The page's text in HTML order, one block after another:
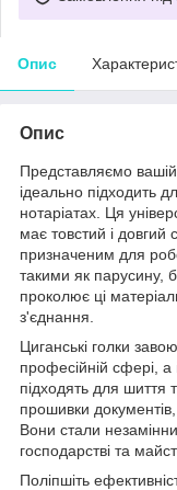
Опис
Опис
Представляємо вашій
ідеально підходить
нотаріатах. Ця
має товстий і довгий
призначеним для
такими як парусину,
проколює ці
з'єднання.
Циганські голки
професійній сфері,
підходять для шиття
прошивки
Вони стали
господарстві та
Поліпшіть